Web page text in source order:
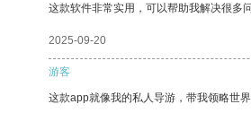
这款软件非常实用，可以帮助我解决很多
2025-09-20
游客
这款app就像我的私人导游，带我领略世界